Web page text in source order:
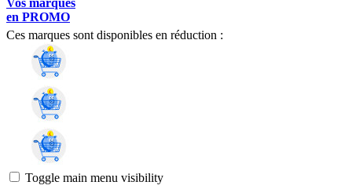
Vos marques
en PROMO
Ces marques sont disponibles en réduction :
Toggle main menu visibility